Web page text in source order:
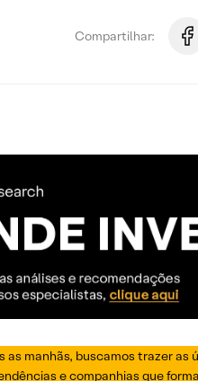
Compartilhar:
manhãs, buscamos trazer
e companhias que